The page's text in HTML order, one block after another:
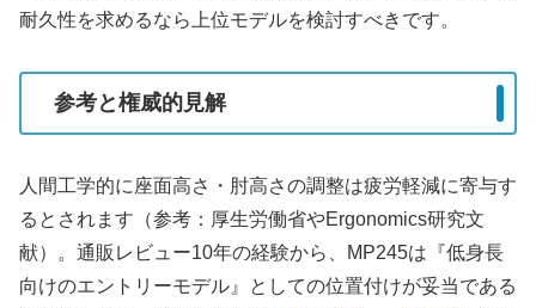
耐久性を求めるなら上位モデルを検討すべきです。
参考と権威的見解
人間工学的に座面高さ・肘高さの調整は疲労軽減に寄与す
るとされます（参考：厚生労働省やErgonomics研究文
献）。通販レビュー10年の経験から、MP245は『低身長
向けのエントリーモデル』としての位置付けが妥当である